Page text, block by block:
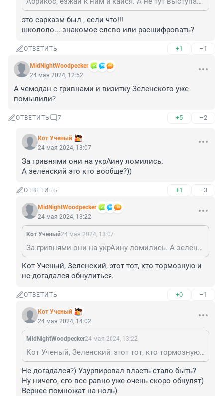
это сарказм был , если что!!!
школоло... знакомое слово или расшифровать?
ОТВЕТИТЬ +1 –1
MidNightWoodpecker
24 мая 2024, 12:52
А чемодан с гривнами и визитку Зеленского уже
помылили?
ОТВЕТИТЬ 7 +5 –2
Кот Ученый
24 мая 2024, 13:07
За гривнями они на укрАину ломились.
А зеленский это кто вообще?))
ОТВЕТИТЬ +1 –3
MidNightWoodpecker
24 мая 2024, 13:22
Кот Ученый24 мая 2024, 13:07
За гривнями они на укрАину ломились. А зеленский это кто вообще?))
Кот Ученый, Зеленский, этот тот, кто тормозную и
не догадался обнулиться.
ОТВЕТИТЬ +0 –1
Кот Ученый
24 мая 2024, 14:02
MidNightWoodpecker24 мая 2024, 13:22
Кот Ученый, Зеленский, этот тот, кто тормозную и не догадался обнулиться.
Не догадался?) Узурпировал власть стало быть?
Ну ничего, его все равно уже очень скоро обнулят)
Вернее помножат на ноль)